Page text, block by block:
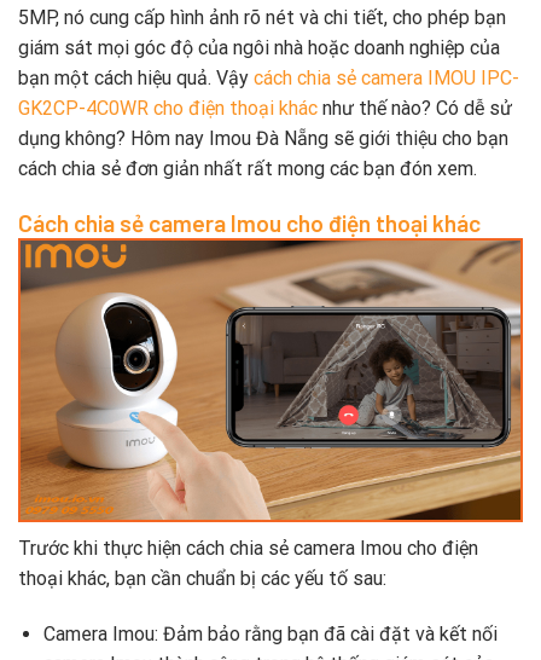
5MP, nó cung cấp hình ảnh rõ nét và chi tiết, cho phép bạn
giám sát mọi góc độ của ngôi nhà hoặc doanh nghiệp của
bạn một cách hiệu quả. Vậy cách chia sẻ camera IMOU IPC-
GK2CP-4C0WR cho điện thoại khác như thế nào? Có dễ sử
dụng không? Hôm nay Imou Đà Nẵng sẽ giới thiệu cho bạn
cách chia sẻ đơn giản nhất rất mong các bạn đón xem.
Cách chia sẻ camera Imou cho điện thoại khác
Trước khi thực hiện cách chia sẻ camera Imou cho điện
thoại khác, bạn cần chuẩn bị các yếu tố sau:
Camera Imou: Đảm bảo rằng bạn đã cài đặt và kết nối